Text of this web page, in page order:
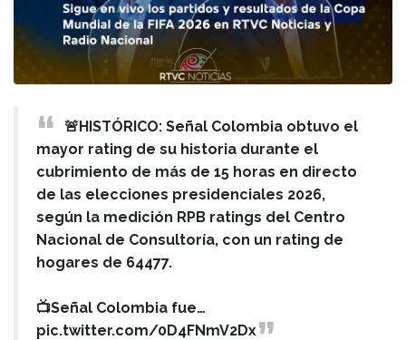
🚨HISTÓRICO: Señal Colombia obtuvo el
mayor rating de su historia durante el
cubrimiento de más de 15 horas en directo
de las elecciones presidenciales 2026,
según la medición RPB ratings del Centro
Nacional de Consultoría, con un rating de
hogares de 64477.
📺Señal Colombia fue…
pic.twitter.com/0D4FNmV2Dx